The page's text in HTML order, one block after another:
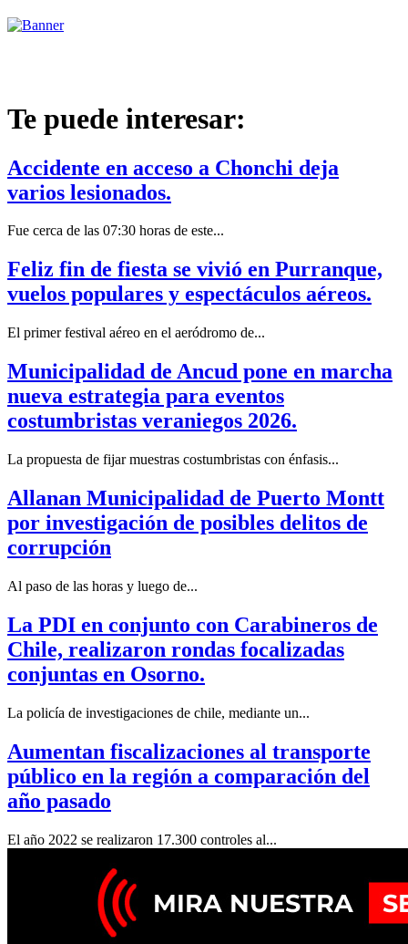
Te puede interesar:
Accidente en acceso a Chonchi deja
varios lesionados.
Fue cerca de las 07:30 horas de este...
Feliz fin de fiesta se vivió en Purranque,
vuelos populares y espectáculos aéreos.
El primer festival aéreo en el aeródromo de...
Municipalidad de Ancud pone en marcha
nueva estrategia para eventos
costumbristas veraniegos 2026.
La propuesta de fijar muestras costumbristas con énfasis...
Allanan Municipalidad de Puerto Montt
por investigación de posibles delitos de
corrupción
Al paso de las horas y luego de...
La PDI en conjunto con Carabineros de
Chile, realizaron rondas focalizadas
conjuntas en Osorno.
La policía de investigaciones de chile, mediante un...
Aumentan fiscalizaciones al transporte
público en la región a comparación del
año pasado
El año 2022 se realizaron 17.300 controles al...